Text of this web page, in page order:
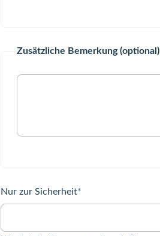
Zusätzliche Bemerkung (optional)
Pflichtfeld
Nur zur Sicherheit*